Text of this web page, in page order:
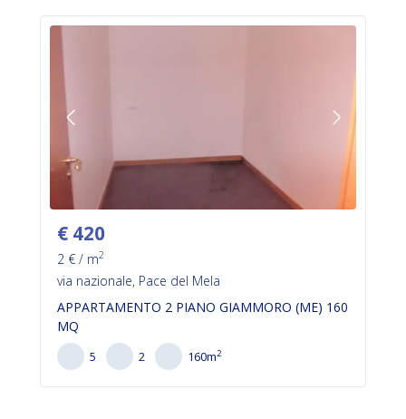
€ 420
2 € / m2
via nazionale, Pace del Mela
APPARTAMENTO 2 PIANO GIAMMORO (ME) 160
MQ
5 2 160m2